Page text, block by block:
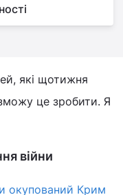
які щотижня
це зробити. Я
війни
окупований Крим